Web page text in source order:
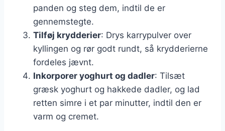
panden og steg dem, indtil de er
gennemstegte.
Tilføj krydderier: Drys karrypulver over
kyllingen og rør godt rundt, så krydderierne
fordeles jævnt.
Inkorporer yoghurt og dadler: Tilsæt
græsk yoghurt og hakkede dadler, og lad
retten simre i et par minutter, indtil den er
varm og cremet.